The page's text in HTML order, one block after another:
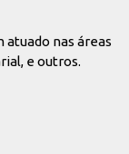
atuado nas áreas
e outros.